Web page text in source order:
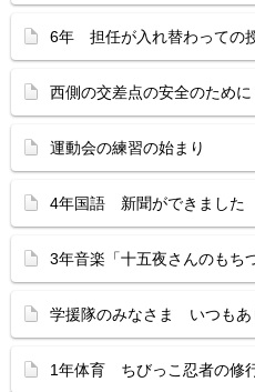
6年 担任が入れ替わっての
西側の交差点の安全のために
運動会の練習の始まり
4年国語 新聞ができました
3年音楽「十五夜さんのもち
学援隊のみなさま いつもあ
1年体育 ちびっこ忍者の修